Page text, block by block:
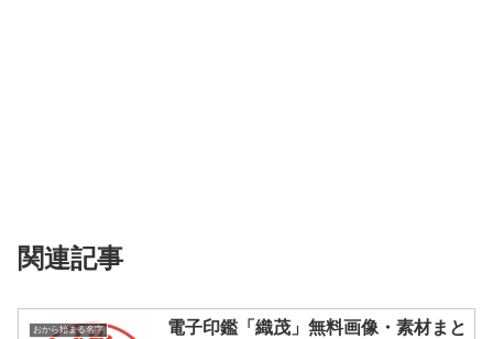
関連記事
おから始まる名字
電子印鑑「織茂」無料画像・素材まと